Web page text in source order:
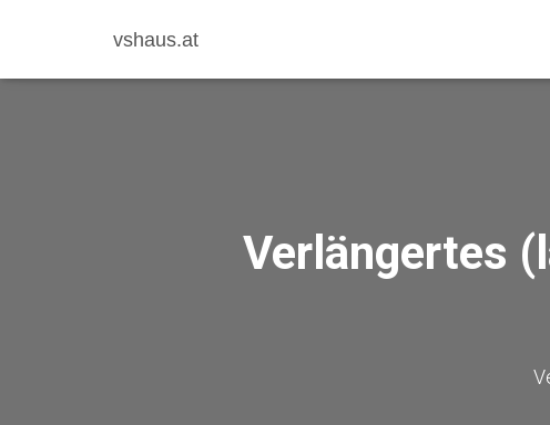
vshaus.at
Verlängertes